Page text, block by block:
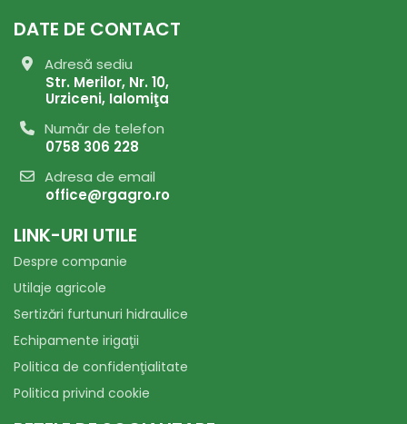
DATE DE CONTACT
Adresă sediu
Str. Merilor, Nr. 10,
Urziceni, Ialomiţa
Număr de telefon
0758 306 228
Adresa de email
office@rgagro.ro
LINK-URI UTILE
Despre companie
Utilaje agricole
Sertizări furtunuri hidraulice
Echipamente irigaţii
Politica de confidenţialitate
Politica privind cookie